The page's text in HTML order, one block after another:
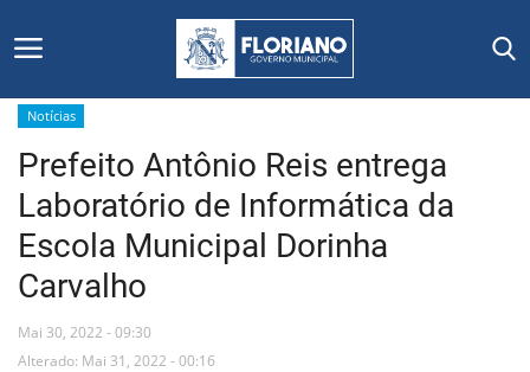
Início
Editais
Floriano
Secretarias e Órgãos
Notícias
Prefeito Antônio Reis entrega
Laboratório de Informática da
Escola Municipal Dorinha
Carvalho
Mai 30, 2022 - 09:30
Alterado: Mai 31, 2022 - 00:16